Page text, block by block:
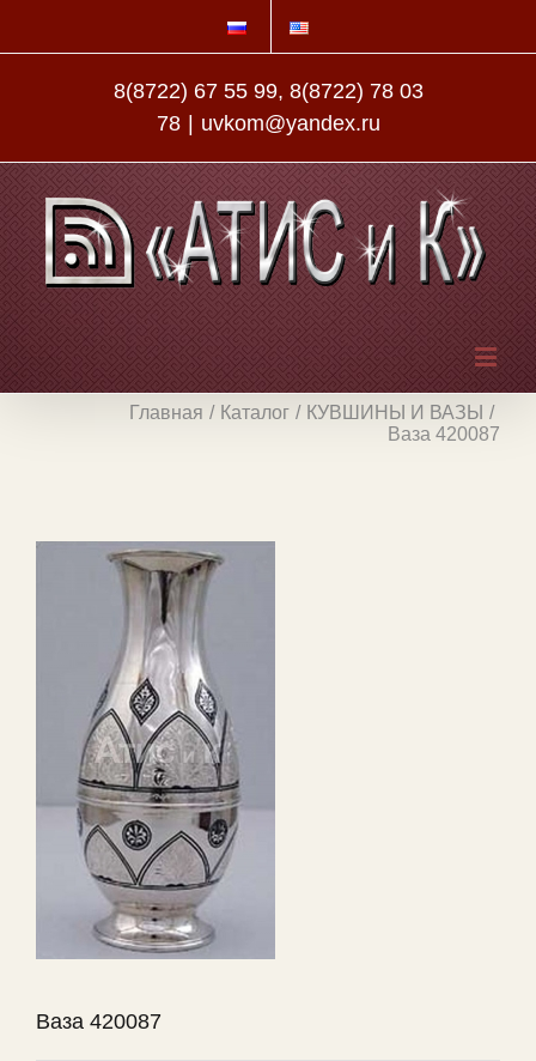
8(8722) 67 55 99, 8(8722) 78 03
78
uvkom@yandex.ru
Главная / Каталог / КУВШИНЫ И ВАЗЫ /
Ваза 420087
Ваза 420087